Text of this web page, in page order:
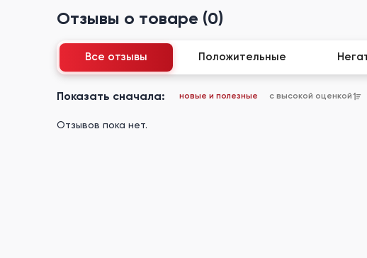
Отзывы о товаре (0)
Все отзывы Положительные
Показать сначала: новые и полезные с высокой оценкой
Отзывов пока нет.